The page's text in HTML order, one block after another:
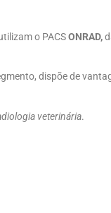
o PACSONRAD,
dispõe de
veterinária.